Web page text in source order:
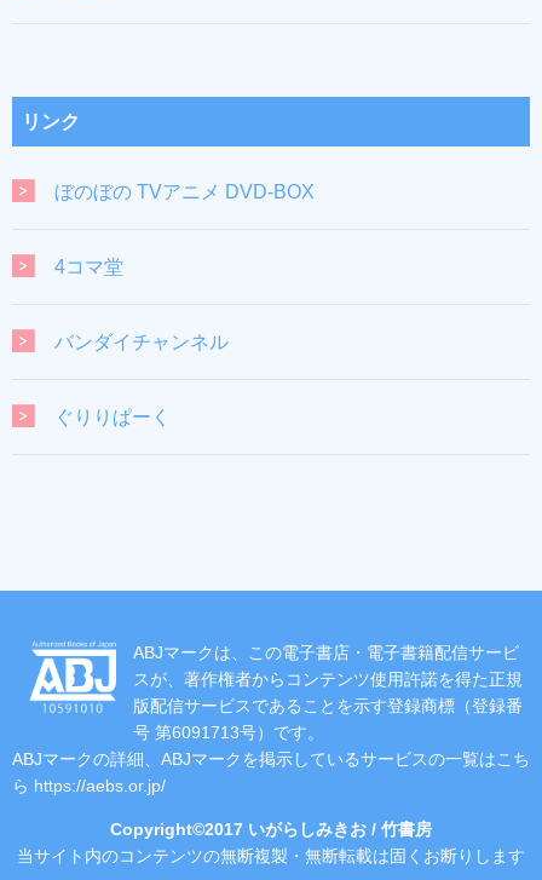
リンク
ぼのぼの TVアニメ DVD-BOX
4コマ堂
バンダイチャンネル
ぐりりぱーく
ABJマークは、この電子書店・電子書籍配信サービ
スが、著作権者からコンテンツ使用許諾を得た正規
版配信サービスであることを示す登録商標（登録番
号 第6091713号）です。
ABJマークの詳細、ABJマークを掲示しているサービスの一覧はこち
ら https://aebs.or.jp/
Copyright©2017 いがらしみきお / 竹書房
当サイト内のコンテンツの無断複製・無断転載は固くお断りします